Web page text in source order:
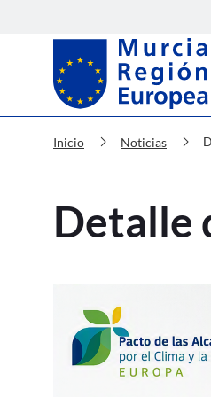
Murcia Región
Inicio chevron_right Noticias chevron_right
Detalle